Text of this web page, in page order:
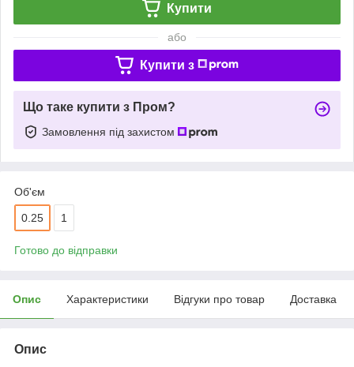
Купити
або
Купити з
Що таке купити з Пром?
Замовлення під захистом
Об'єм
0.25 1
Готово до відправки
Опис Характеристики Відгуки про товар Доставка
Опис